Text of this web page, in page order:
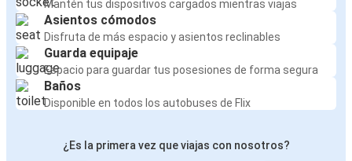
Mantén tus dispositivos cargados mientras viajas
Asientos cómodos
Disfruta de más espacio y asientos reclinables
Guarda equipaje
Espacio para guardar tus posesiones de forma segura
Baños
Disponible en todos los autobuses de Flix
¿Es la primera vez que viajas con nosotros?